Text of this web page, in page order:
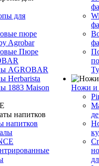
для
пюре
Agrobar
Пюре
AGROBAR
Herbarista
1883 Maison
напитков
Ножи и